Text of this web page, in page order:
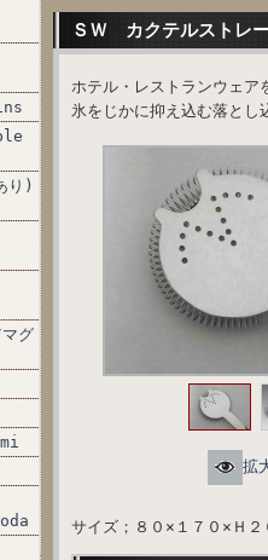
り)
グ
ＳＷ カクテルストレ
ホテル・レストランウェア
氷をじかに抑え込む落とし
拡
サイズ；８０×１７０×